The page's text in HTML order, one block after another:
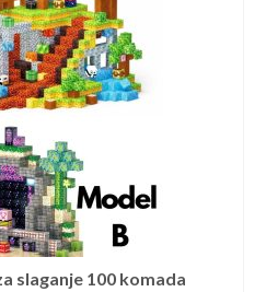
slaganje 100 komada